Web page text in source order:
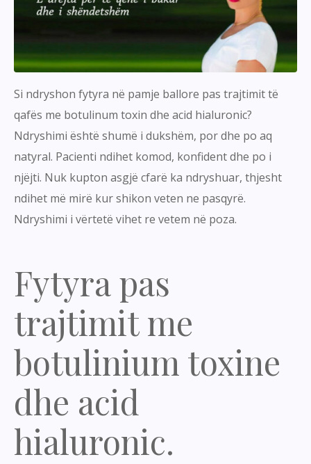
Si ndryshon fytyra në pamje ballore pas trajtimit të
qafës me botulinum toxin dhe acid hialuronic?
Ndryshimi është shumë i dukshëm, por dhe po aq
natyral. Pacienti ndihet komod, konfident dhe po i
njëjti. Nuk kupton asgjë cfarë ka ndryshuar, thjesht
ndihet më mirë kur shikon veten ne pasqyrë.
Ndryshimi i vërtetë vihet re vetem në poza.
Fytyra pas
trajtimit me
botulinium toxine
dhe acid
hialuronic.